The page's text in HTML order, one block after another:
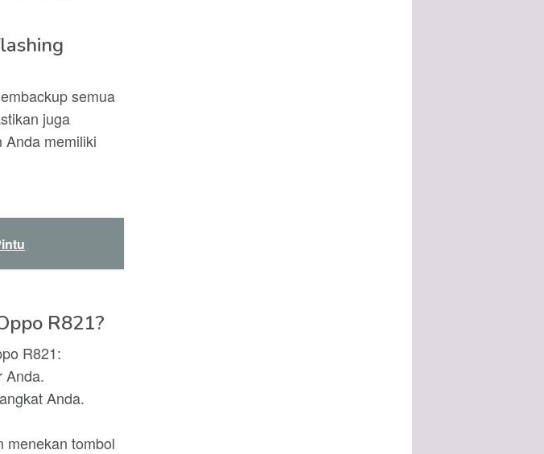
semua
juga
Anda memiliki
R821?
R821:
Anda.
Anda.
menekan tombol